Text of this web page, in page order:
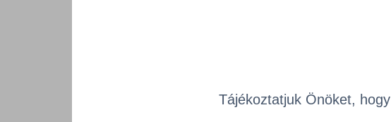
Tájékoztatjuk Önöket, hogy